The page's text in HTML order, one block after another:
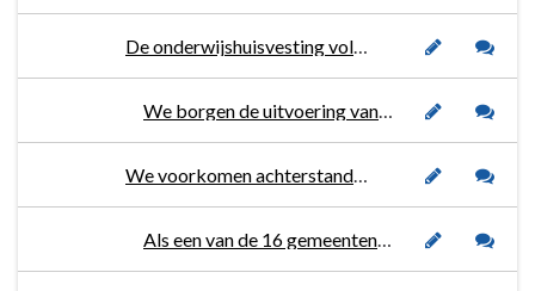
De onderwijshuisvesting voldoet aan de behoefte. Ruimtes worden efficiënt gebruikt.
We borgen de uitvoering van het Integraal Huisvestingsplan (IHP).
We voorkomen achterstanden en kansenongelijkheid.
Als een van de 16 gemeenten binnen het Regionaal Bureau Leren (RBL) werken we mee aan het stimuleren en behalen van startkwalificaties door jongeren en het begeleiden van kwetsbare jongeren zonder startkwalificatie naar kansrijkere posities.